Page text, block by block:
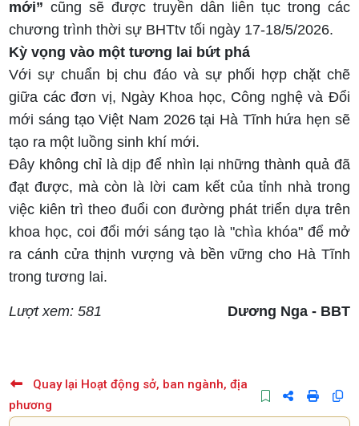
mới” cũng sẽ được truyền dẫn liên tục trong các
chương trình thời sự BHTtv tối ngày 17-18/5/2026.
Kỳ vọng vào một tương lai bứt phá
Với sự chuẩn bị chu đáo và sự phối hợp chặt chẽ
giữa các đơn vị, Ngày Khoa học, Công nghệ và Đổi
mới sáng tạo Việt Nam 2026 tại Hà Tĩnh hứa hẹn sẽ
tạo ra một luồng sinh khí mới.
Đây không chỉ là dịp để nhìn lại những thành quả đã
đạt được, mà còn là lời cam kết của tỉnh nhà trong
việc kiên trì theo đuổi con đường phát triển dựa trên
khoa học, coi đổi mới sáng tạo là "chìa khóa" để mở
ra cánh cửa thịnh vượng và bền vững cho Hà Tĩnh
trong tương lai.
Lượt xem: 581 Dương Nga - BBT
Quay lại Hoạt động sở, ban ngành, địa
phương